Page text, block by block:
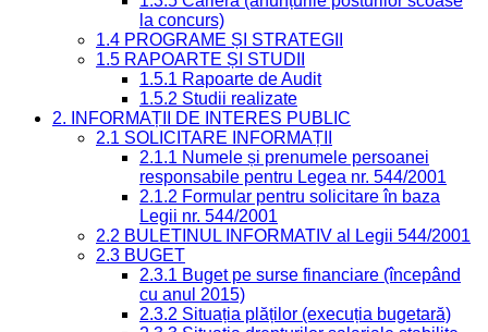
la concurs)
1.4 PROGRAME ȘI STRATEGII
1.5 RAPOARTE ȘI STUDII
1.5.1 Rapoarte de Audit
1.5.2 Studii realizate
2. INFORMAȚII DE INTERES PUBLIC
2.1 SOLICITARE INFORMAȚII
2.1.1 Numele și prenumele persoanei
responsabile pentru Legea nr. 544/2001
2.1.2 Formular pentru solicitare în baza
Legii nr. 544/2001
2.2 BULETINUL INFORMATIV al Legii 544/2001
2.3 BUGET
2.3.1 Buget pe surse financiare (începând
cu anul 2015)
2.3.2 Situația plăților (execuția bugetară)